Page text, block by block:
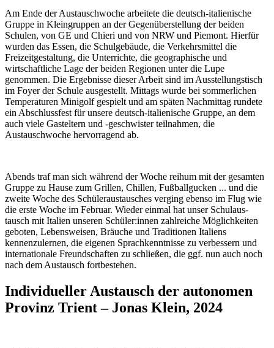
Am Ende der Austauschwoche arbeitete die deutsch-italienische
Gruppe in Kleingruppen an der Gegenüberstellung der beiden
Schulen, von GE und Chieri und von NRW und Piemont. Hierfür
wurden das Essen, die Schulgebäude, die Verkehrsmittel die
Freizeitgestal­tung, die Unterrichte, die geographische und
wirtschaftliche Lage der beiden Regionen unter die Lupe
genommen. Die Ergebnisse dieser Arbeit sind im Ausstellungstisch
im Foyer der Schule ausgestellt. Mittags wurde bei sommerlichen
Temperaturen Mini­golf gespielt und am späten Nachmittag rundete
ein Abschlussfest für unsere deutsch-italienische Gruppe, an dem
auch viele Gasteltern und -geschwister teilnah­men, die
Austauschwoche hervorragend ab.
Abends traf man sich während der Woche reihum mit der gesamten
Gruppe zu Hause zum Grillen, Chillen, Fußballgucken ... und die
zweite Woche des Schü­leraustausches verging ebenso im Flug wie
die erste Woche im Februar. Wieder einmal hat unser Schulaus­
tausch mit Italien unseren Schüler:innen zahlreiche Möglichkeiten
geboten, Lebensweisen, Bräuche und Traditionen Italiens
kennenzulernen, die eigenen Sprachkenntnisse zu verbessern und
internatio­nale Freundschaften zu schließen, die ggf. nun auch noch
nach dem Austausch fortbeste­hen.
Individueller Austausch der autonomen
Provinz Trient – Jonas Klein, 2024